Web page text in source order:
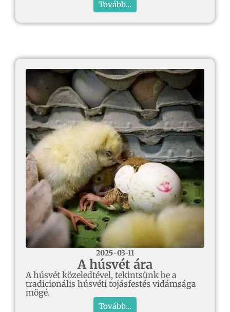
Tovább...
2025-03-11
A húsvét ára
A húsvét közeledtével, tekintsünk be a
tradicionális húsvéti tojásfestés vidámsága
mögé.
Tovább...